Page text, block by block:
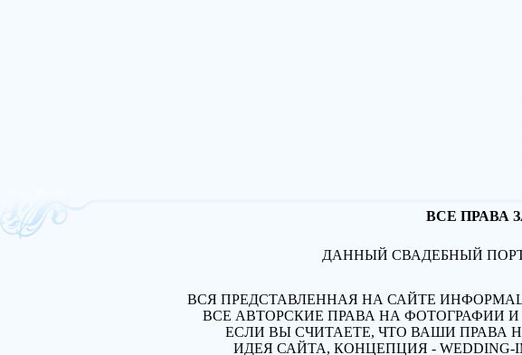
ВСЕ ПРАВА
ДАННЫЙ СВАДЕБНЫЙ
ВСЯ ПРЕДСТАВЛЕННАЯ НА САЙТЕ
ВСЕ АВТОРСКИЕ ПРАВА НА ФОТОГРАФИИ
ЕСЛИ ВЫ СЧИТАЕТЕ, ЧТО ВАШИ ПРАВА
ИДЕЯ САЙТА, КОНЦЕПЦИЯ - WEDDING-